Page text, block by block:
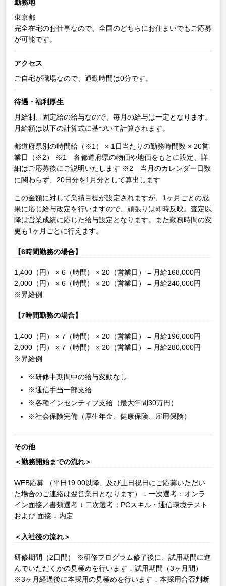
勤務地
東京都
完全在宅のお仕事なので、全国のどちらにお住まいでもご応募
が可能です。
アクセス
ご自宅が職場なので、通勤時間は0分です。
待遇・福利厚生
月給制、固定給の給与なので、毎月の給与は一定となります。
月給額は以下の計算式に基づいて計算されます。
都道府県別の時間給（※1） × 1日当たりの勤務時間数 × 20営
業日（※2）
※1 各都道府県の物価や地価をもとに設定、詳
細はご応募後にご説明いたします ※2 当月のカレンダー日数
に関わらず、20日分を1月分として算出します
この金額に対して業績目標が設定されますが、1ヶ月ごとの成
果に応じ給与改定を行いますので、頑張りは即時反映。査定以
降は営業成績に応じた給与設定となります。また勤務時間の変
更も1ヶ月ごとに行えます。
【6時間勤務の場合】
1,400（円） × 6（時間） × 20（営業日） = 月給168,000円
2,000（円） × 6（時間） × 20（営業日） = 月給240,000円
※昇給例
【7時間勤務の場合】
1,400（円） × 7（時間） × 20（営業日） = 月給196,000円
2,000（円） × 7（時間） × 20（営業日） = 月給280,000円
※昇給例
※研修中期間中の給与変動なし
※通信手当一部支給
※各種インセンティブ支給（最大年間30万円）
※社会保険完備（厚生年金、健康保険、雇用保険）
その他
＜勤務開始までの流れ＞
WEB応募 （平日19:00以降、及び土日祝日にご応募いただい
た場合のご連絡は翌営業日となります）
↓ 一次選考：オンラ
イン面接／書類選考 ↓ 二次選考：PCスキル・通信環境テスト
および 面接 ↓ 内定
＜入社後の流れ＞
研修期間（2日間）
※研修プログラム修了後に、試用期間に進
んでいただくかの見極めを行います ↓ 試用期間（3ヶ月間）
※3ヶ月経過後に本採用の見極めを行います ↓ 本採用合否判断